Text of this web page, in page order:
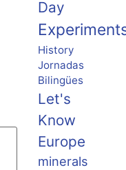
Day
History
Jornadas
Bilingües
Let's
Know
Europe
minerals